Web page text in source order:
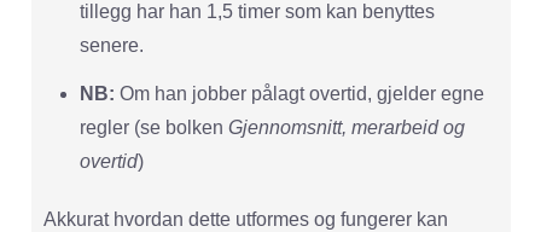
tillegg har han 1,5 timer som kan benyttes
senere.
NB: Om han jobber pålagt overtid, gjelder egne
regler (se bolken Gjennomsnitt, merarbeid og
overtid)
Akkurat hvordan dette utformes og fungerer kan